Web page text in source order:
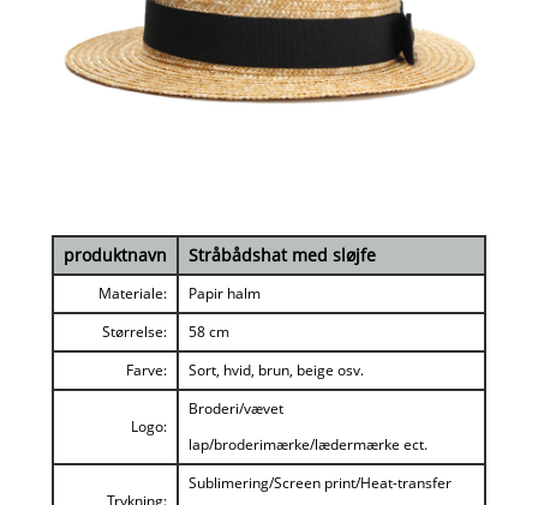
produktnavn Stråbådshat med sløjfe
Materiale:
Papir halm
Størrelse:
58 cm
Farve:
Sort, hvid, brun, beige osv.
Logo:
Broderi/vævet
lap/broderimærke/lædermærke ect.
Sublimering/Screen print/Heat-transfer